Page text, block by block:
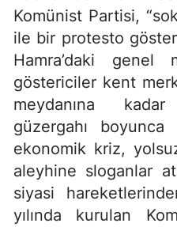
Komünist Partisi,
ile bir protesto
Hamra’daki genel
göstericiler kent
meydanına
güzergahı
ekonomik kriz,
aleyhine sloganlar
siyasi
yılında kurulan